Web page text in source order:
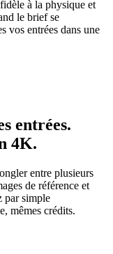
à la physique et
le brief se
vos entrées dans une
entrées.
4K.
entre plusieurs
de référence et
par simple
mêmes crédits.